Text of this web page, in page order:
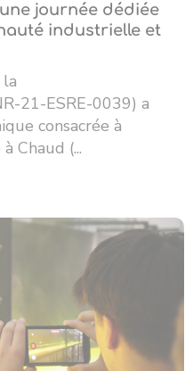
journée dédiée
industrielle et
21-ESRE-0039) a
consacrée à
Chaud (...